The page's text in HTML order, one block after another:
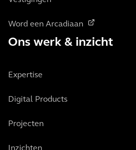
Word een Arcadiaan
Ons werk & inzicht
Expertise
Digital Products
Projecten